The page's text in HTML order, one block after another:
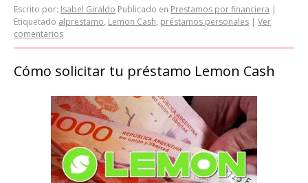
Escrito por: Isabel Giraldo Publicado en Prestamos por financiera |
Etiquetado alprestamo, Lemon Cash, préstamos personales | Ver
comentarios
Cómo solicitar tu préstamo Lemon Cash